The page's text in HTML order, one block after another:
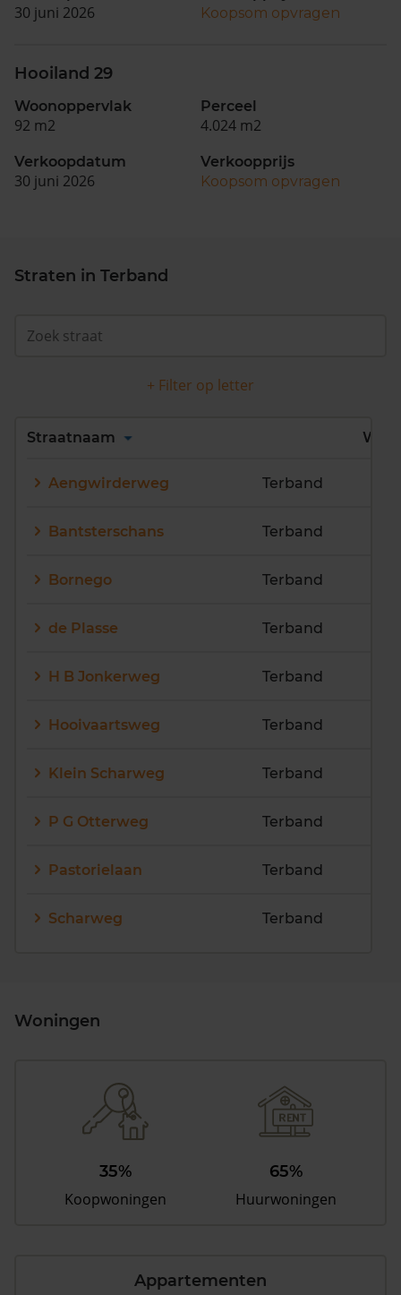
30 juni 2026
Koopsom opvragen
Hooiland 29
Woonoppervlak
92 m2
Perceel
4.024 m2
Verkoopdatum
30 juni 2026
Verkoopprijs
Koopsom opvragen
Straten in Terband
+ Filter op letter
Alles
M
Q
R S U
Straatnaam Wijk
Aengwirderweg Terband
Bantsterschans Terband
Bornego Terband
de Plasse Terband
H B Jonkerweg Terband
Hooivaartsweg Terband
Klein Scharweg Terband
P G Otterweg Terband
Pastorielaan Terband
Scharweg Terband
Woningen
35%
Koopwoningen
65%
Huurwoningen
Appartementen